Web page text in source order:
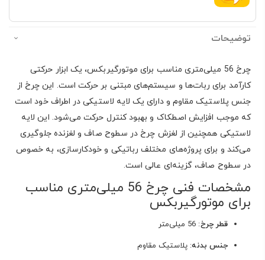
توضیحات
چرخ 56 میلی‌متری مناسب برای موتورگیربکس، یک ابزار حرکتی
کارآمد برای ربات‌ها و سیستم‌های مبتنی بر حرکت است. این چرخ از
جنس پلاستیک مقاوم و دارای یک لایه لاستیکی در اطراف خود است
که موجب افزایش اصطکاک و بهبود کنترل حرکت می‌شود. این لایه
لاستیکی همچنین از لغزش چرخ در سطوح صاف و لغزنده جلوگیری
می‌کند و برای پروژه‌های مختلف رباتیکی و خودکارسازی، به خصوص
در سطوح صاف، گزینه‌ای عالی است.
مشخصات فنی چرخ 56 میلی‌متری مناسب
برای موتورگیربکس
قطر چرخ: 56 میلی‌متر
جنس بدنه: پلاستیک مقاوم